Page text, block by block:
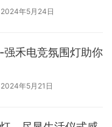
2024年5月24日
禾电竞氛围灯助你
2024年5月21日